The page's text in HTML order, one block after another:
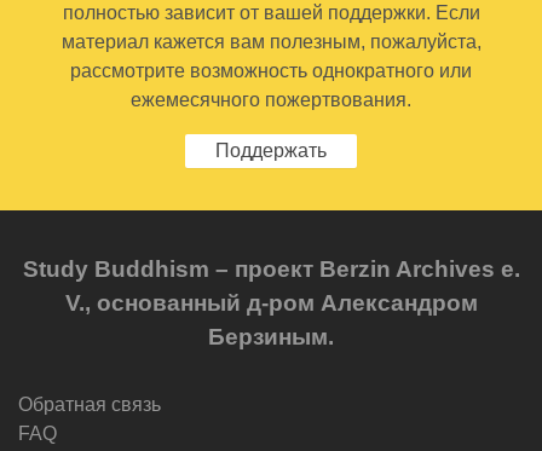
полностью зависит от вашей поддержки. Если
материал кажется вам полезным, пожалуйста,
рассмотрите возможность однократного или
ежемесячного пожертвования.
Поддержать
Study Buddhism – проект Berzin Archives e.
V., основанный д-ром Александром
Берзиным.
Обратная связь
FAQ